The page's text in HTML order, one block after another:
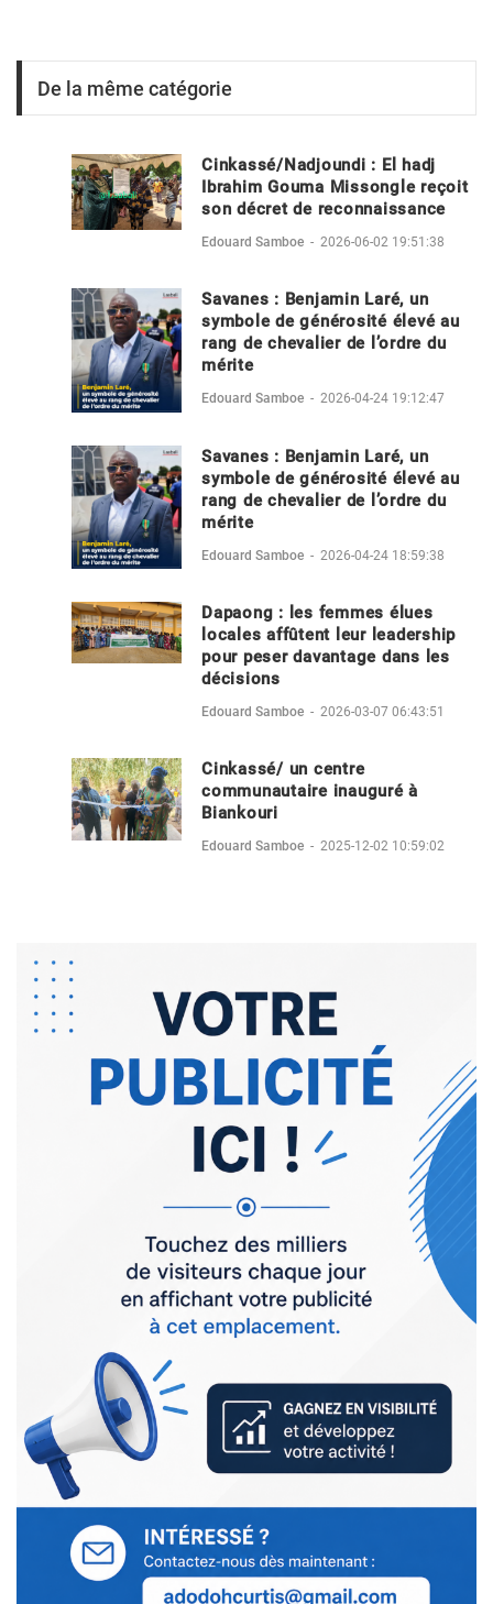
De la même catégorie
Cinkassé/Nadjoundi : El hadj
Ibrahim Gouma Missongle reçoit
son décret de reconnaissance
Edouard Samboe - 2026-06-02 19:51:38
Savanes : Benjamin Laré, un
symbole de générosité élevé au
rang de chevalier de l’ordre du
mérite
Edouard Samboe - 2026-04-24 19:12:47
Savanes : Benjamin Laré, un
symbole de générosité élevé au
rang de chevalier de l’ordre du
mérite
Edouard Samboe - 2026-04-24 18:59:38
Dapaong : les femmes élues
locales affûtent leur leadership
pour peser davantage dans les
décisions
Edouard Samboe - 2026-03-07 06:43:51
Cinkassé/ un centre
communautaire inauguré à
Biankouri
Edouard Samboe - 2025-12-02 10:59:02